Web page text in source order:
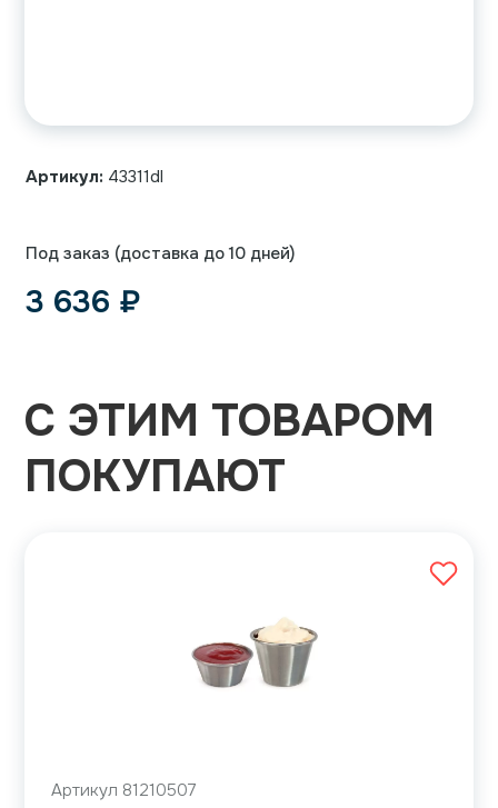
Артикул: 43311dl
Под заказ (доставка до 10 дней)
3 636 ₽
С ЭТИМ ТОВАРОМ
ПОКУПАЮТ
Артикул 81210507